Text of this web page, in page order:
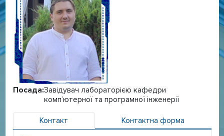
Посада:Завідувач лабораторією кафедри
комп’ютерної та програмної інженерії
Контакт Контактна форма